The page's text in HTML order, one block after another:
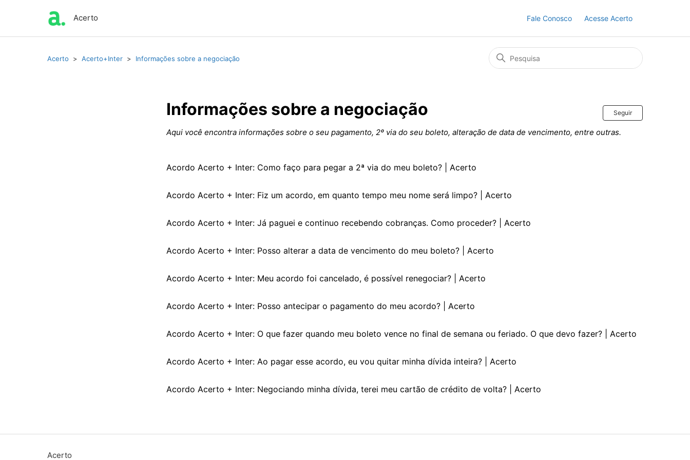
Acerto Fale Conosco Acesse Acerto
Acerto Acerto+Inter Informações sobre a negociação
Informações sobre a negociação Seguir
Aqui você encontra informações sobre o seu pagamento, 2º via do seu boleto, alteração de data de vencimento, entre outras.
Acordo Acerto + Inter: Como faço para pegar a 2ª via do meu boleto? | Acerto
Acordo Acerto + Inter: Fiz um acordo, em quanto tempo meu nome será limpo? | Acerto
Acordo Acerto + Inter: Já paguei e continuo recebendo cobranças. Como proceder? | Acerto
Acordo Acerto + Inter: Posso alterar a data de vencimento do meu boleto? | Acerto
Acordo Acerto + Inter: Meu acordo foi cancelado, é possível renegociar? | Acerto
Acordo Acerto + Inter: Posso antecipar o pagamento do meu acordo? | Acerto
Acordo Acerto + Inter: O que fazer quando meu boleto vence no final de semana ou feriado. O que devo fazer? | Acerto
Acordo Acerto + Inter: Ao pagar esse acordo, eu vou quitar minha dívida inteira? | Acerto
Acordo Acerto + Inter: Negociando minha dívida, terei meu cartão de crédito de volta? | Acerto
Acerto